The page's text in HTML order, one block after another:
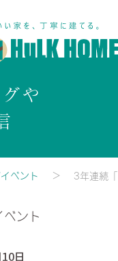
や
ベント 3年連続
ント
日